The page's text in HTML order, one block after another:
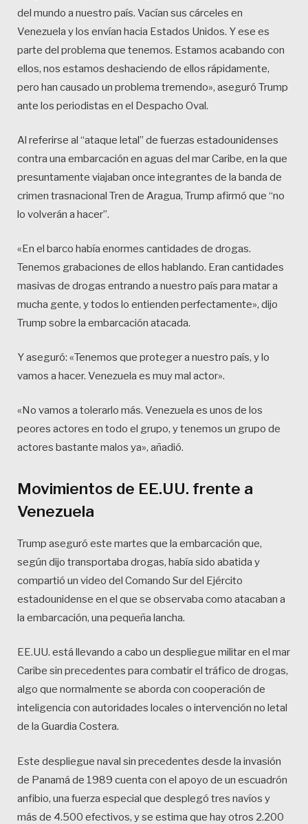
del mundo a nuestro país. Vacían sus cárceles en
Venezuela y los envían hacia Estados Unidos. Y ese es
parte del problema que tenemos. Estamos acabando con
ellos, nos estamos deshaciendo de ellos rápidamente,
pero han causado un problema tremendo», aseguró Trump
ante los periodistas en el Despacho Oval.
Al referirse al “ataque letal” de fuerzas estadounidenses
contra una embarcación en aguas del mar Caribe, en la que
presuntamente viajaban once integrantes de la banda de
crimen trasnacional Tren de Aragua, Trump afirmó que “no
lo volverán a hacer”.
«En el barco había enormes cantidades de drogas.
Tenemos grabaciones de ellos hablando. Eran cantidades
masivas de drogas entrando a nuestro país para matar a
mucha gente, y todos lo entienden perfectamente», dijo
Trump sobre la embarcación atacada.
Y aseguró: «Tenemos que proteger a nuestro país, y lo
vamos a hacer. Venezuela es muy mal actor».
«No vamos a tolerarlo más. Venezuela es unos de los
peores actores en todo el grupo, y tenemos un grupo de
actores bastante malos ya», añadió.
Movimientos de EE.UU. frente a
Venezuela
Trump aseguró este martes que la embarcación que,
según dijo transportaba drogas, había sido abatida y
compartió un video del Comando Sur del Ejército
estadounidense en el que se observaba como atacaban a
la embarcación, una pequeña lancha.
EE.UU. está llevando a cabo un despliegue militar en el mar
Caribe sin precedentes para combatir el tráfico de drogas,
algo que normalmente se aborda con cooperación de
inteligencia con autoridades locales o intervención no letal
de la Guardia Costera.
Este despliegue naval sin precedentes desde la invasión
de Panamá de 1989 cuenta con el apoyo de un escuadrón
anfibio, una fuerza especial que desplegó tres navíos y
más de 4.500 efectivos, y se estima que hay otros 2.200